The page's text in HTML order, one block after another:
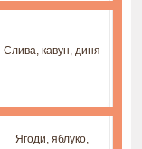
Слива, кавун, диня
Ягоди, яблуко,